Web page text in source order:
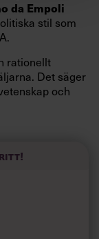
da Empoli
stil som
rationellt
Det säger
och
jorden. Hellre
de